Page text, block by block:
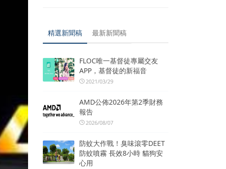
精選新聞稿 最新新聞稿
FLOC唯一基督徒專屬交友
APP，基督徒的新福音
2021/03/29
AMD公佈2026年第2季財務
報告
2026/08/07
防蚊大作戰！臭味滾零DEET
防蚊噴霧 長效8小時 貓狗安
心用